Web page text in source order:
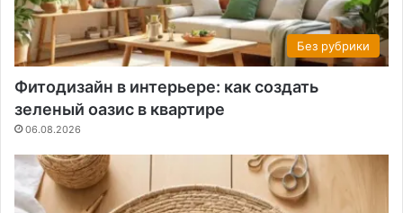
Без рубрики
Фитодизайн в интерьере: как создать
зеленый оазис в квартире
06.08.2026